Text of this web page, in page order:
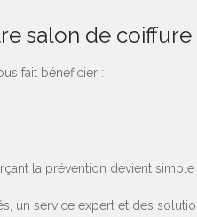
salon de coiffure
fait bénéficier :
la prévention devient simple
un service expert et des